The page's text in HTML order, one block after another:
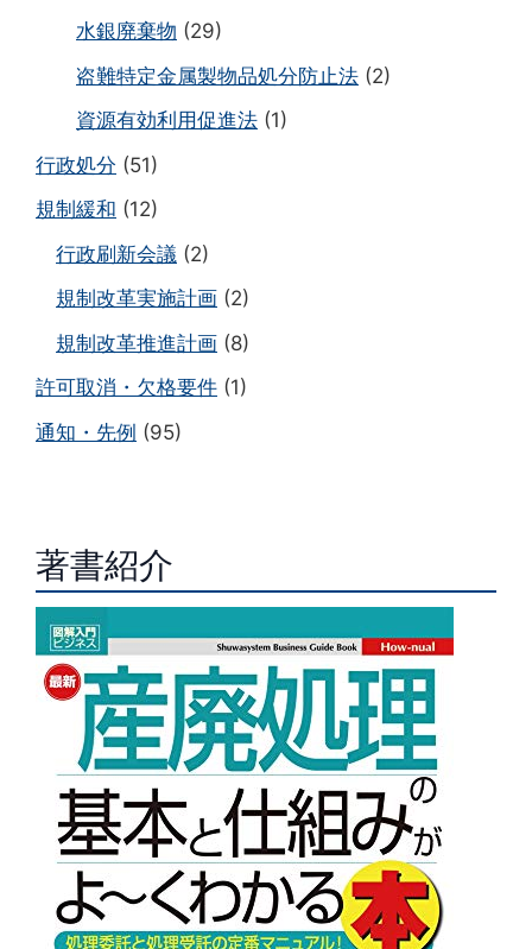
水銀廃棄物 (29)
盗難特定金属製物品処分防止法 (2)
資源有効利用促進法 (1)
行政処分 (51)
規制緩和 (12)
行政刷新会議 (2)
規制改革実施計画 (2)
規制改革推進計画 (8)
許可取消・欠格要件 (1)
通知・先例 (95)
著書紹介